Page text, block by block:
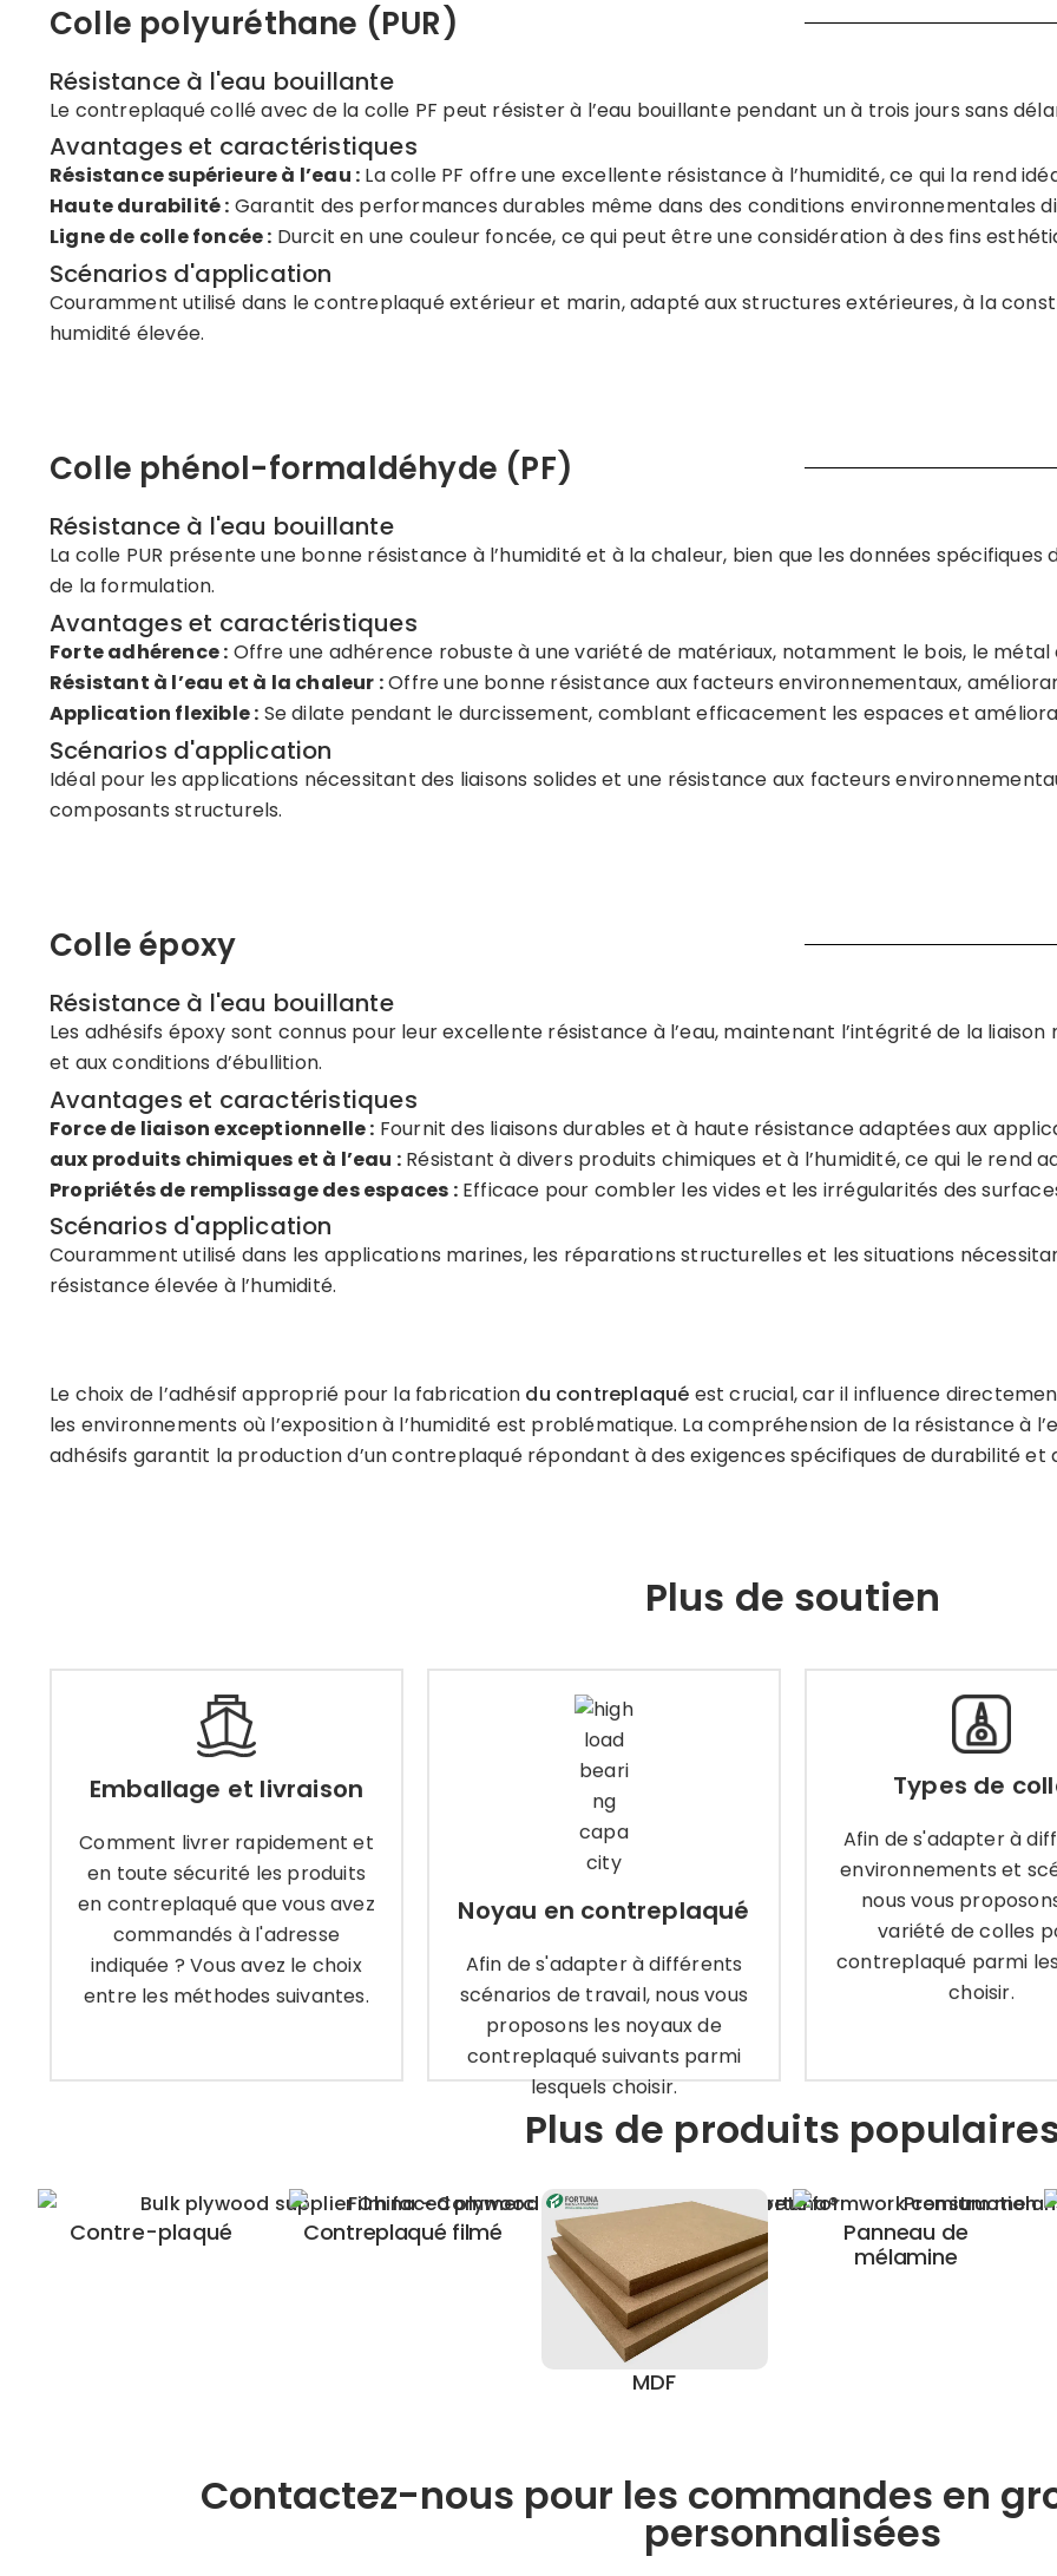
Colle polyuréthane (PUR)
Résistance à l'eau bouillante
Le contreplaqué collé avec de la colle PF peut résister à l’eau bouillante pendant un à trois jours sans
Avantages et caractéristiques
Résistance supérieure à l’eau : La colle PF offre une excellente résistance à l’humidité, ce qui la rend
Haute durabilité : Garantit des performances durables même dans des conditions environnementales
Ligne de colle foncée : Durcit en une couleur foncée, ce qui peut être une considération à des fins
Scénarios d'application
Couramment utilisé dans le contreplaqué extérieur et marin, adapté aux structures extérieures, à la
humidité élevée.
Colle phénol-formaldéhyde (PF)
Résistance à l'eau bouillante
La colle PUR présente une bonne résistance à l’humidité et à la chaleur, bien que les données
de la formulation.
Avantages et caractéristiques
Forte adhérence : Offre une adhérence robuste à une variété de matériaux, notamment le bois, le métal
Résistant à l’eau et à la chaleur :Offre une bonne résistance aux facteurs environnementaux,
Application flexible : Se dilate pendant le durcissement, comblant efficacement les espaces et
Scénarios d'application
Idéal pour les applications nécessitant des liaisons solides et une résistance aux facteurs
composants structurels.
Colle époxy
Résistance à l'eau bouillante
Les adhésifs époxy sont connus pour leur excellente résistance à l’eau, maintenant l’intégrité de la
et aux conditions d’ébullition.
Avantages et caractéristiques
Force de liaison exceptionnelle : Fournit des liaisons durables et à haute résistance adaptées aux
aux produits chimiques et à l’eau : Résistant à divers produits chimiques et à l’humidité, ce qui le rend
Propriétés de remplissage des espaces :Efficace pour combler les vides et les irrégularités des
Scénarios d'application
Couramment utilisé dans les applications marines, les réparations structurelles et les situations
résistance élevée à l’humidité.
Le choix de l’adhésif approprié pour la fabrication du contreplaqué est crucial, car il influence
les environnements où l’exposition à l’humidité est problématique. La compréhension de la résistance à
adhésifs garantit la production d’un contreplaqué répondant à des exigences spécifiques de durabilité et
Plus de soutien
Emballage et livraison
Comment livrer rapidement et
en toute sécurité les produits
en contreplaqué que vous avez
commandés à l'adresse
indiquée ? Vous avez le choix
entre les méthodes suivantes.
Emballage et livraison
Comment livrer rapidement et
en toute sécurité les produits
en contreplaqué que vous avez
commandés à l'adresse
indiquée ? Vous avez le choix
entre les méthodes suivantes.
Apprendre encore plus
Noyau en contreplaqué
Afin de s'adapter à différents
scénarios de travail, nous vous
proposons les noyaux de
contreplaqué suivants parmi
lesquels choisir.
Noyau en contreplaqué
scénarios de travail, nous vous
proposons les noyaux de
contreplaqué suivants parmi
lesquels choisir.
Apprendre encore plus
Types de
Afin de s'adapter à
environnements et
nous vous
variété de colles
contreplaqué parmi
choisir.
Types de colle
Afin de s'adapter à
environnements et
nous vous proposons
variété de colles
contreplaqué parmi
choisir.
Apprendre encore
Plus de produits
Contre-plaqué Contreplaqué filmé
MDF
Panneau de
mélamine
Contactez-nous pour les commandes en
personnalisées